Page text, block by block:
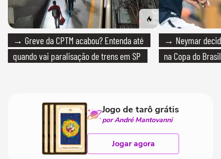
→ Greve da CPTM acabou? Entenda até
quando vai paralisação de trens em SP
→ Neymar
na Copa do Brasil
Jogo de tarô grátis
por André Mantovanni
Jogar agora